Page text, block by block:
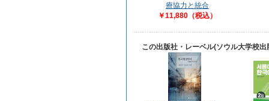
療協力と統合
￥11,880（税込）
この出版社・レーベル(ソウル大学校